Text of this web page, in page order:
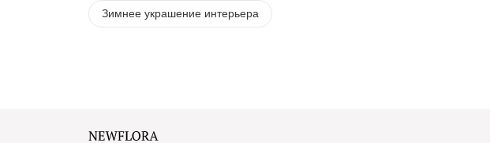
Зимнее украшение интерьера